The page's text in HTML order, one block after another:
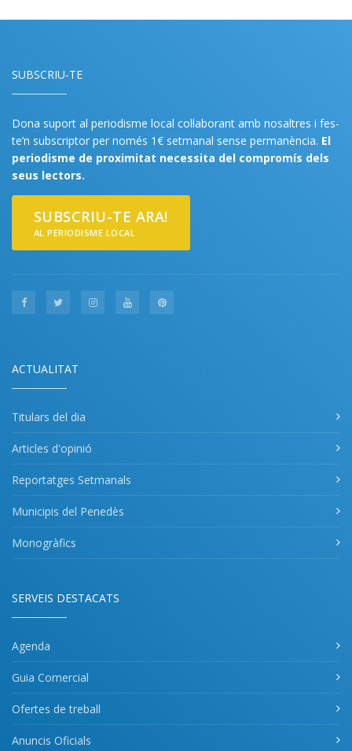
SUBSCRIU-TE
Dona suport al periodisme local col·laborant amb nosaltres i fes-
te’n subscriptor per només 1€ setmanal sense permanència. El
periodisme de proximitat necessita del compromís dels
seus lectors.
SUBSCRIU-TE ARA!
AL PERIODISME LOCAL
ACTUALITAT
Titulars del dia
Articles d'opinió
Reportatges Setmanals
Municipis del Penedès
Monogràfics
SERVEIS DESTACATS
Agenda
Guia Comercial
Ofertes de treball
Anuncis Oficials